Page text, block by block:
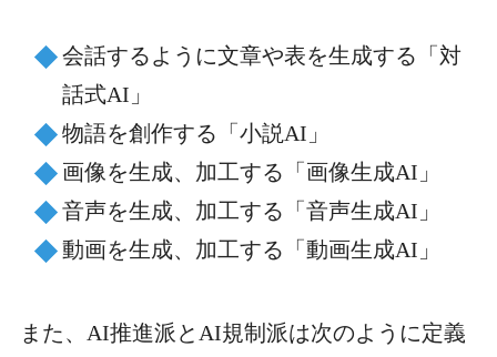
会話するように文章や表を生成する「対
話式AI」
物語を創作する「小説AI」
画像を生成、加工する「画像生成AI」
音声を生成、加工する「音声生成AI」
動画を生成、加工する「動画生成AI」
また、AI推進派とAI規制派は次のように定義